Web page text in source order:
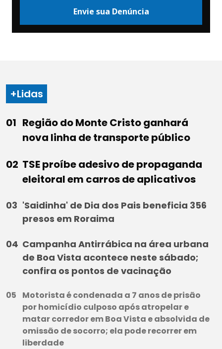
Envie sua Denúncia
+Lidas
Região do Monte Cristo ganhará
nova linha de transporte público
TSE proíbe adesivo de propaganda
eleitoral em carros de aplicativos
'Saidinha' de Dia dos Pais beneficia 356
presos em Roraima
Campanha Antirrábica na área urbana
de Boa Vista acontece neste sábado;
confira os pontos de vacinação
Motorista é condenada a 7 anos de prisão
por homicídio culposo após atropelar e
matar corredor em Boa Vista e absolvida de
omissão de socorro; ela pode recorrer em
liberdade